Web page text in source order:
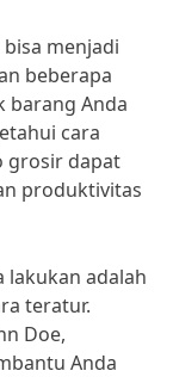
menjadi
beberapa
barang Anda
cara
grosir dapat
produktivitas
lakukan adalah
teratur.
Doe,
Anda